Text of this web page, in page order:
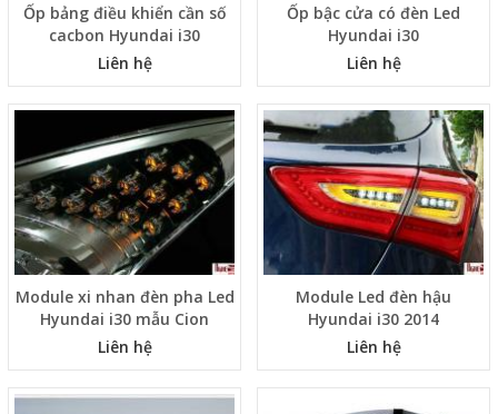
Ốp bảng điều khiển cần số
cacbon Hyundai i30
Liên hệ
Ốp bậc cửa có đèn Led
Hyundai i30
Liên hệ
Module xi nhan đèn pha Led
Hyundai i30 mẫu Cion
Liên hệ
Module Led đèn hậu
Hyundai i30 2014
Liên hệ